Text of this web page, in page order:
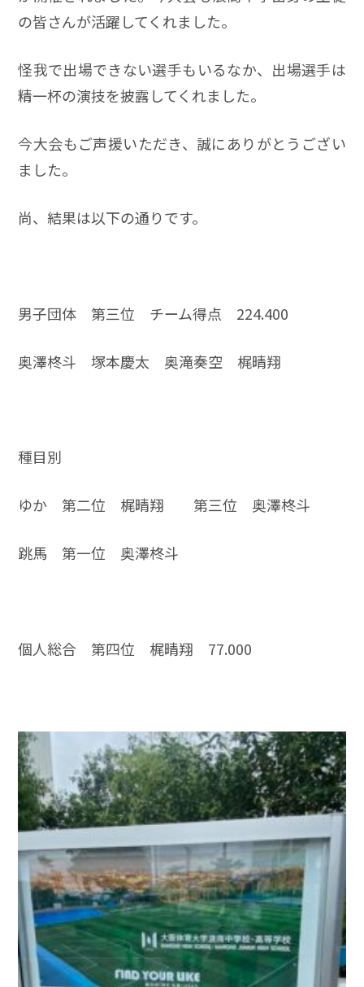
の皆さんが活躍してくれました。
怪我で出場できない選手もいるなか、出場選手は
精一杯の演技を披露してくれました。
今大会もご声援いただき、誠にありがとうござい
ました。
尚、結果は以下の通りです。
男子団体 第三位 チーム得点 224.400
奥澤柊斗 塚本慶太 奥滝奏空 梶晴翔
種目別
ゆか 第二位 梶晴翔 第三位 奥澤柊斗
跳馬 第一位 奥澤柊斗
個人総合 第四位 梶晴翔 77.000